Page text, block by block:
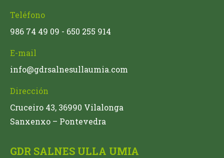
Teléfono
986 74 49 09 - 650 255 914
E-mail
info@gdrsalnesullaumia.com
Dirección
Cruceiro 43, 36990 Vilalonga
Sanxenxo – Pontevedra
GDR SALNES ULLA UMIA